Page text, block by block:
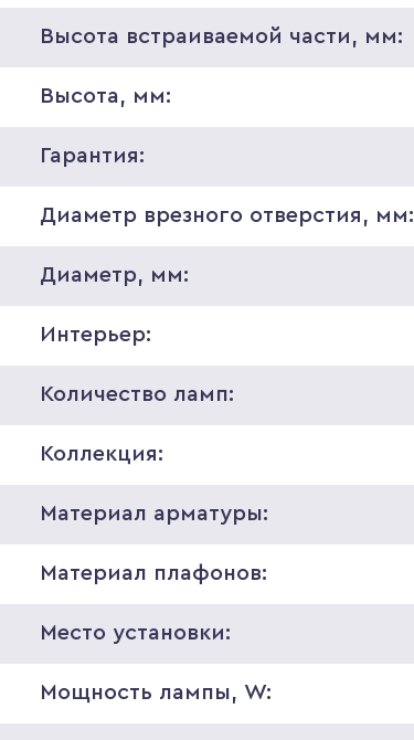
Высота встраиваемой части, мм:
Высота, мм:
Гарантия:
Диаметр врезного отверстия, мм:
Диаметр, мм:
Интерьер:
Количество ламп:
Коллекция:
Материал арматуры:
Материал плафонов:
Место установки:
Мощность лампы, W: